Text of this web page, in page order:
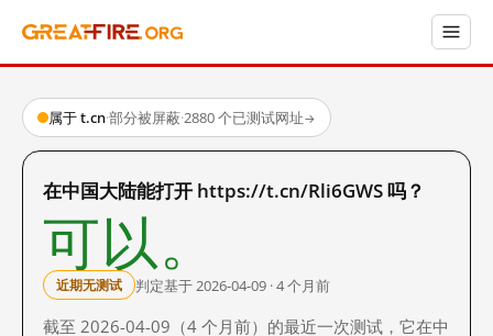
属于 t.cn·部分被屏蔽·2880 个已测试网址→
在中国大陆能打开 https://t.cn/Rli6GWS 吗？
可以。
近期无测试 判定基于 2026-04-09 · 4 个月前
截至 2026-04-09（4 个月前）的最近一次测试，它在中